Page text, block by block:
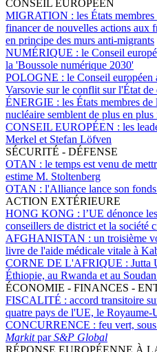
CONSEIL EUROPÉEN
MIGRATION : les États
financer de nouvelles actions aux
en principe des murs anti-migrants
NUMÉRIQUE : le Conseil
la 'Boussole numérique 2030'
POLOGNE : le Conseil européen
Varsovie sur le conflit sur l'État de
ÉNERGIE : les États membres de
nucléaire semblent de plus en plus
CONSEIL EUROPÉEN : les
Merkel et Stefan Löfven
SÉCURITÉ - DÉFENSE
OTAN : le temps est venu de
estime M. Stoltenberg
OTAN : l'Alliance lance son
ACTION EXTÉRIEURE
HONG KONG : l’UE dénonce
conseillers de district et la société
AFGHANISTAN : un troisième
livre de l'aide médicale vitale à
CORNE DE L'AFRIQUE : Jutta
Éthiopie, au Rwanda et au
ÉCONOMIE - FINANCES -
FISCALITÉ : accord transitoire
quatre pays de l'UE, le Royaume-
CONCURRENCE : feu vert,
MarkitparS&P Global
RÉPONSE EUROPÉENNE À